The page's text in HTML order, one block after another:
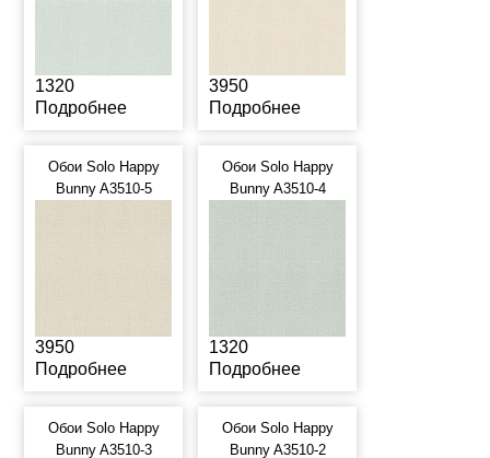
1320
Подробнее
3950
Подробнее
Обои Solo Happy
Bunny A3510-5
3950
Подробнее
Обои Solo Happy
Bunny A3510-4
1320
Подробнее
Обои Solo Happy
Bunny A3510-3
Обои Solo Happy
Bunny A3510-2